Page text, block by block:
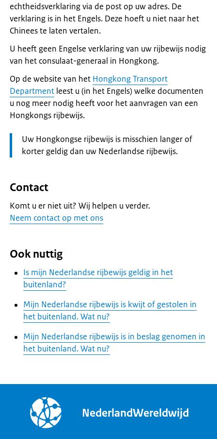
echtheidsverklaring via de post op uw adres. De
verklaring is in het Engels. Deze hoeft u niet naar het
Chinees te laten vertalen.
U heeft geen Engelse verklaring van uw rijbewijs nodig
van het consulaat-generaal in Hongkong.
Op de website van het Hongkong Transport
Department leest u (in het Engels) welke documenten
u nog meer nodig heeft voor het aanvragen van een
Hongkongs rijbewijs.
Let
op:
Uw Hongkongse rijbewijs is misschien langer of
korter geldig dan uw Nederlandse rijbewijs.
Contact
Komt u er niet uit? Wij helpen u verder.
Neem contact op met ons
Ook nuttig
Is mijn Nederlandse rijbewijs geldig in het
buitenland?
Mijn Nederlandse rijbewijs is kwijt of gestolen in
het buitenland. Wat nu?
Mijn Nederlandse rijbewijs is in beslag genomen in
het buitenland. Wat nu?
NederlandWereldwijd